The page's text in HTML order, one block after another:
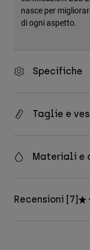
nasce per
di ogni aspetto.
Specifiche
Taglie e
Materiali e
Recensioni [7]